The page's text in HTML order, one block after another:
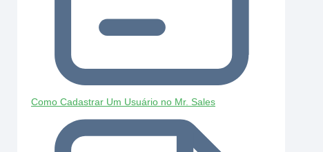
Como Cadastrar Um Usuário no Mr. Sales